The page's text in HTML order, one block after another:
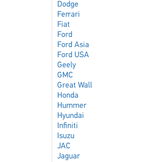
Dodge
Ferrari
Fiat
Ford
Ford Asia
Ford USA
Geely
GMC
Great Wall
Honda
Hummer
Hyundai
Infiniti
Isuzu
JAC
Jaguar